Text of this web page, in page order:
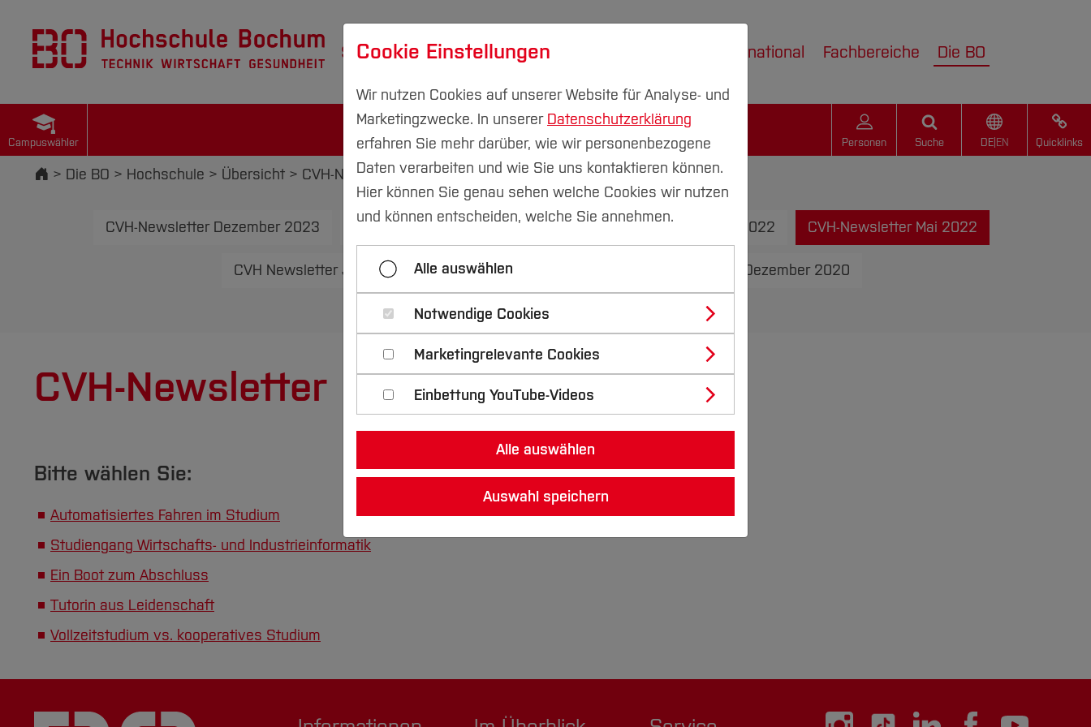
Studium Forschung & Transfer International Fachbereiche Die BO
Campuswähler
Campus Velbert/Heiligenhaus
Personen Suche DE| EN Quicklinks
Startseite
Die BO Hochschule Übersicht CVH-Newsletter Mai 2022
CVH-Newsletter Dezember 2023 CVH-Newsletter Dezember 2022 CVH-Newsletter Juni 2022 CVH-Newsletter Mai 2022
CVH Newsletter Juli 2021 CVH-Newsletter Mai 2020 CVH-Newsletter Dezember 2020
CVH-Newsletter
Bitte wählen Sie:
Automatisiertes Fahren im Studium
Studiengang Wirtschafts- und Industrieinformatik
Ein Boot zum Abschluss
Tutorin aus Leidenschaft
Vollzeitstudium vs. kooperatives Studium
Cookie Einstellungen
Wir nutzen Cookies auf unserer Website für Analyse- und
Marketingzwecke. In unserer Datenschutzerklärung
erfahren Sie mehr darüber, wie wir personenbezogene
Daten verarbeiten und wie Sie uns kontaktieren können.
Hier können Sie genau sehen welche Cookies wir nutzen
und können entscheiden, welche Sie annehmen.
Alle auswählen
Notwendige Cookies
Marketingrelevante Cookies
Einbettung YouTube-Videos
Alle auswählen
Auswahl speichern